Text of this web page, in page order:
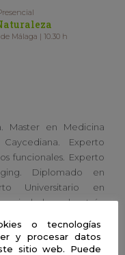
Málaga | 10.30 h
Master en Medicina
Experto
funcionales. Experto
Diplomado en
Universitario en
y el estrés.
Master en
o tecnologías
y procesar datos
sitio web. Puede